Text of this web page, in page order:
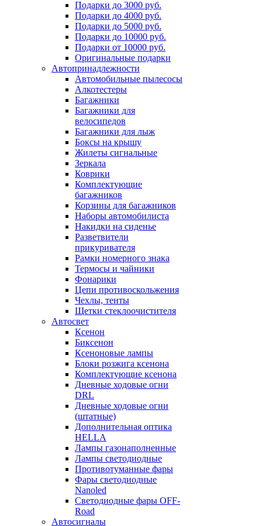
Подарки до 3000 руб.
Подарки до 4000 руб.
Подарки до 5000 руб.
Подарки до 10000 руб.
Подарки от 10000 руб.
Оригинальные подарки
Автопринадлежности
Автомобильные пылесосы
Алкотестеры
Багажники
Багажники для
велосипедов
Багажники для лыж
Боксы на крышу
Жилеты сигнальные
Зеркала
Коврики
Комплектующие
багажников
Корзины для багажников
Наборы автомобилиста
Накидки на сиденье
Разветвители
прикуривателя
Рамки номерного знака
Термосы и чайники
Фонарики
Цепи противоскольжения
Чехлы, тенты
Щетки стеклоочистителя
Автосвет
Ксенон
Биксенон
Ксеноновые лампы
Блоки розжига ксенона
Комплектующие ксенона
Дневные ходовые огни
DRL
Дневные ходовые огни
(штатные)
Дополнительная оптика
HELLA
Лампы газонаполненные
Лампы светодиодные
Противотуманные фары
Фары светодиодные
Nanoled
Светодиодные фары OFF-
Road
Автосигналы